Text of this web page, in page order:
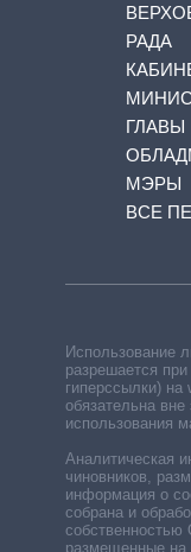
РАДА
ГЛАВЫ
МЭРЫ
ВСЕ
Использование
разрешается
гиперссылки) на
обязательна вне
использования
Аналитическая
чиновников,
информация о
собрана и
размещенные на